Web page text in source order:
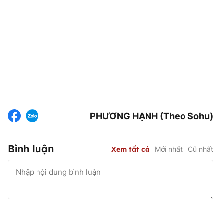
PHƯƠNG HẠNH (Theo Sohu)
Bình luận Xem tất cả Mới nhất Cũ nhất